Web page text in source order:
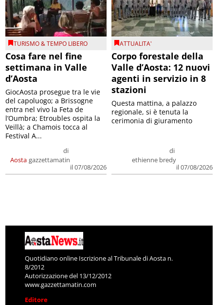
TURISMO & TEMPO LIBERO
Cosa fare nel fine
settimana in Valle
d’Aosta
Aosta
di
gazzettamatin
il 07/08/2026
GiocAosta prosegue tra le vie
del capoluogo; a Brissogne
entra nel vivo la Feta de
l’Oumbra; Etroubles ospita la
Veillà; a Chamois tocca al
Festival A...
ATTUALITA'
Corpo forestale della
Valle d’Aosta: 12 nuovi
agenti in servizio in 8
stazioni
di
ethienne bredy
il 07/08/2026
Questa mattina, a palazzo
regionale, si è tenuta la
cerimonia di giuramento
Quotidiano online Iscrizione al Tribunale di Aosta n.
8/2012
Autorizzazione del 13/12/2012
www.gazzettamatin.com
Editore